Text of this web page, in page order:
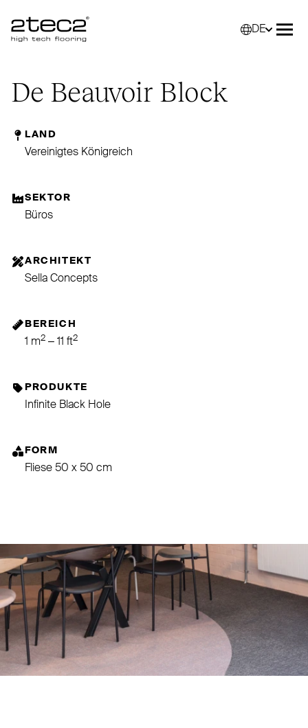
Primary
DE
De Beauvoir Block
LAND
Vereinigtes Königreich
SEKTOR
Büros
ARCHITEKT
Sella Concepts
BEREICH
1 m2 – 11 ft2
PRODUKTE
Infinite Black Hole
FORM
Fliese 50 x 50 cm